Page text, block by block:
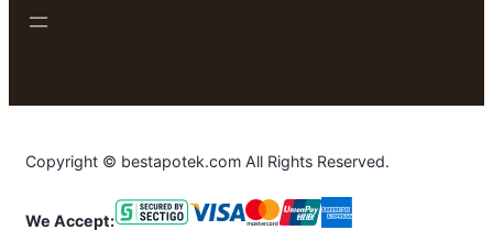
Copyright © bestapotek.com All Rights Reserved.
We Accept: